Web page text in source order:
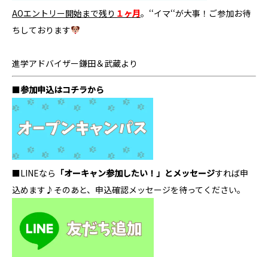
AOエントリー開始まで残り １ヶ月。‘‘イマ‘‘が大事！ご参加お待
ちしております
進学アドバイザー鎌田＆武蔵より
■参加申込はコチラから
■LINEなら 「オーキャン参加したい！」とメッセージすれば申
込めます♪そのあと、申込確認メッセージを待ってください。